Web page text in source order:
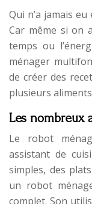
Qui n’a jamais
Car même si on
temps ou
ménager
de créer des
plusieurs
Les nombreux
Le robot
assistant de
simples, des
un robot
complet. Son